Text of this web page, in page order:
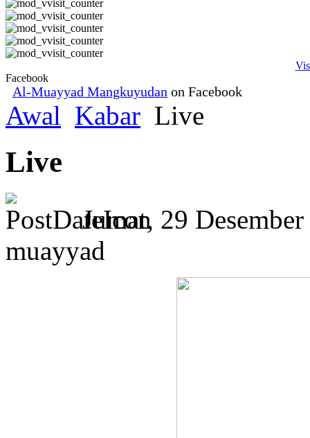
Facebook
Al-Muayyad Mangkuyudan on Facebook
Awal Kabar Live
Live
Jumat, 29
muayyad